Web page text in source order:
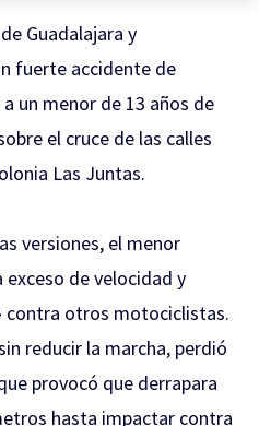
Guadalajara y
fuerte accidente de
un menor de 13 años de
el cruce de las calles
Las Juntas.
versiones, el menor
de velocidad y
contra otros motociclistas.
reducir la marcha, perdió
provocó que derrapara
hasta impactar contra